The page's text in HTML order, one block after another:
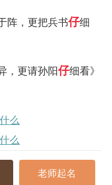
阵，更把兵书仔细
，更请孙阳仔细看》
么
么
老师起名